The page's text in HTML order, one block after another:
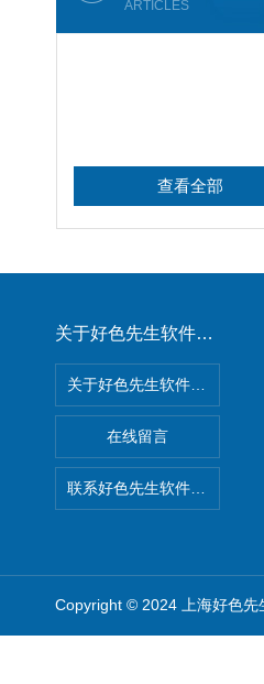
ARTICLES
查看全部
关于好色先生软件下载
在线留言
Copyright © 2024 上海好色先